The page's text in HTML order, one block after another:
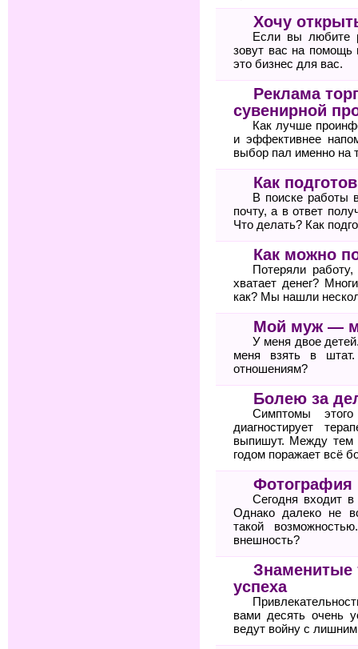
Хочу
Если вы любите
зовут вас на
это бизнес для вас.
Реклама
сувенирной
Как лучше
и эффективнее
выбор пал именно на
Как
В поиске работы
почту, а в ответ
Что делать? Как
Как можно
Потеряли
хватает денег?
как? Мы нашли
Мой муж —
У меня двое
меня взять в
отношениям?
Болею за
Симптомы
диагностирует
выпишут. Между тем
годом поражает всё
Фотография
Сегодня входит
Однако далеко не
такой
внешность?
Знаменитые
успеха
вами десять очень
ведут войну с